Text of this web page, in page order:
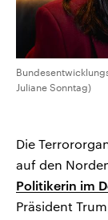
Juliane Sonntag)
Die
auf den
Politikerin im
Präsident